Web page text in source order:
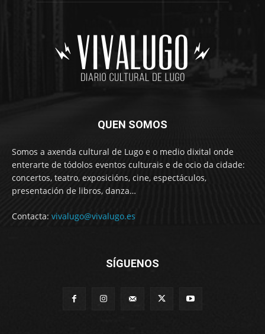
QUEN SOMOS
Somos a axenda cultural de Lugo e o medio dixital onde
enterarte de tódolos eventos culturais e de ocio da cidade:
concertos, teatro, exposicións, cine, espectáculos,
presentación de libros, danza…
Contacta: vivalugo@vivalugo.es
SÍGUENOS